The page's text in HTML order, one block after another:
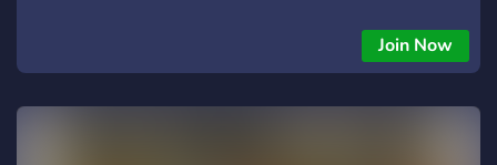
publica alianzas estratégicas con otros servidores de
Minecraft y comunidades. ¡Crecemos juntos! 🔹 🛒 Área de
Join Now